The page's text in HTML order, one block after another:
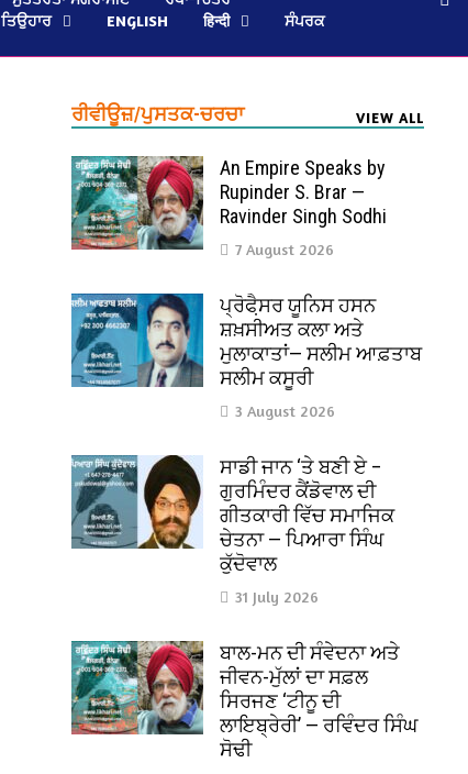
ਤਿਉਹਾਰ ENGLISH हिन्दी
ਸੰਪਰਕ
ਰੀਵੀਊਜ਼/ਪੁਸਤਕ-ਚਰਚਾ VIEW ALL
An Empire Speaks by
Rupinder S. Brar —
Ravinder Singh Sodhi
7 August 2026
ਪ੍ਰੋਫੈ਼ਸਰ ਯੂਨਿਸ ਹਸਨ
ਸ਼ਖ਼ਸੀਅਤ ਕਲਾ ਅਤੇ
ਮੁਲਾਕਾਤਾਂ— ਸਲੀਮ ਆਫ਼ਤਾਬ
ਸਲੀਮ ਕਸੂਰੀ
3 August 2026
ਸਾਡੀ ਜਾਨ ‘ਤੇ ਬਣੀ ਏ –
ਗੁਰਮਿੰਦਰ ਕੈਂਡੋਵਾਲ ਦੀ
ਗੀਤਕਾਰੀ ਵਿੱਚ ਸਮਾਜਿਕ
ਚੇਤਨਾ — ਪਿਆਰਾ ਸਿੰਘ
ਕੁੱਦੋਵਾਲ
31 July 2026
ਬਾਲ-ਮਨ ਦੀ ਸੰਵੇਦਨਾ ਅਤੇ
ਜੀਵਨ-ਮੁੱਲਾਂ ਦਾ ਸਫ਼ਲ
ਸਿਰਜਣ ‘ਟੀਨੂ ਦੀ
ਲਾਇਬ੍ਰੇਰੀ’ — ਰਵਿੰਦਰ ਸਿੰਘ
ਸੋਢੀ